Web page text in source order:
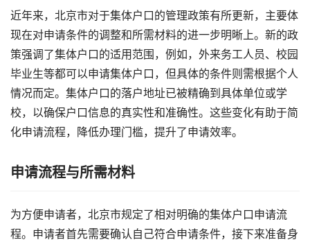
近年来，北京市对于集体户口的管理政策有所更新，主要体
现在对申请条件的调整和所需材料的进一步明晰上。新的政
策强调了集体户口的适用范围，例如，外来务工人员、校园
毕业生等都可以申请集体户口，但具体的条件则需根据个人
情况而定。集体户口的落户地址已被精确到具体单位或学
校，以确保户口信息的真实性和准确性。这些变化有助于简
化申请流程，降低办理门槛，提升了申请效率。
申请流程与所需材料
为方便申请者，北京市规定了相对明确的集体户口申请流
程。申请者首先需要确认自己符合申请条件，接下来准备身